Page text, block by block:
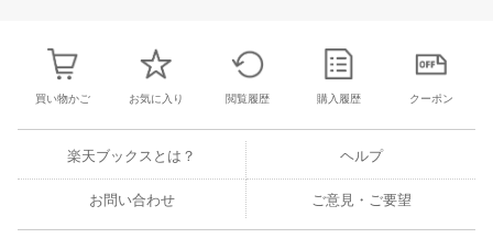
買い物かご お気に入り 閲覧履歴 購入履歴 クーポン
楽天ブックスとは？ ヘルプ
お問い合わせ ご意見・ご要望